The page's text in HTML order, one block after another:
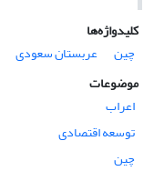
کلیدواژه‌ها
چین
عربستان سعودی
موضوعات
اعراب
توسعه اقتصادی
چین